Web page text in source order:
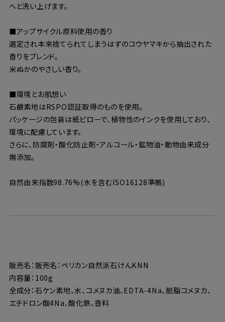
へと洗い上げます。
■アップサイクル原料使用の香り
選定され本来捨てられてしまうはずのコウヤマキから抽出された
香りをブレンド。
米ぬかのやさしい香り。
■環境とお肌想い
石鹸素地はRSPO認証取得のものを使用。
パッケージの包装は紙ピローで、植物性のインクを使用しており、
環境に配慮しています。
さらに、防腐剤・酸化防止剤・アルコール・鉱物油・動物由来成分
無添加。
自然由来指数98.76%(水を含むISO16128準拠)
販売名：販売名：ペリカン自然派石けんKNN
内容量：100g
全成分：石ケン素地、水、コメヌカ油、EDTA-4Na、脱脂コメヌカ、
エチドロン酸4Na、酸化鉄、香料